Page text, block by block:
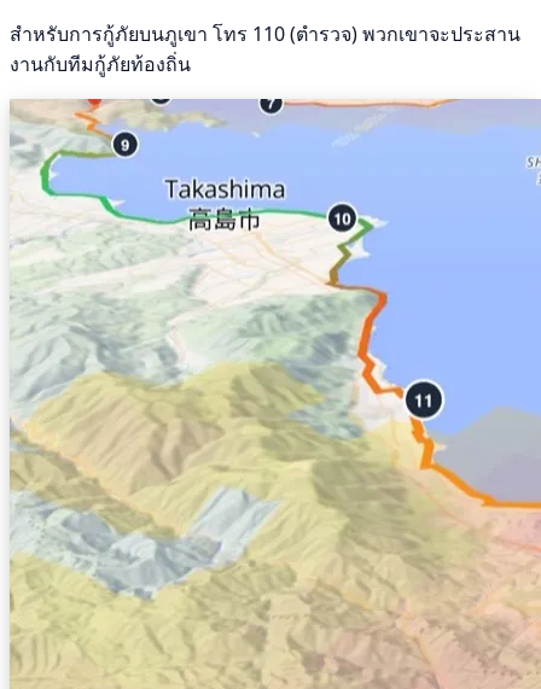
สำหรับการกู้ภัยบนภูเขา โทร 110 (ตำรวจ) พวกเขาจะประสาน
งานกับทีมกู้ภัยท้องถิ่น